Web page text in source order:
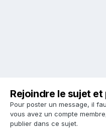
Rejoindre le sujet
Pour poster un message, il
vous avez un compte
publier dans ce sujet.